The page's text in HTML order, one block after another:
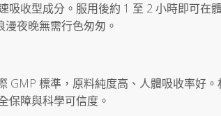
收型成分。服用後約 1 至 2 小時即可在
夜晚無需行色匆匆。
GMP 標準，原料純度高、人體吸收率好
保障與科學可信度。